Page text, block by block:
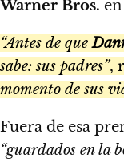
Warner Bros. en
“Antes de que
sabe: sus padres”,
momento de sus
Fuera de esa
“guardados en la